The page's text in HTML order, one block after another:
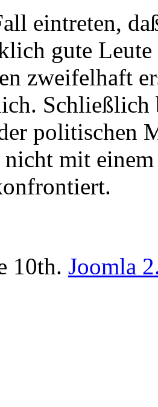
eintreten,
gute
zweifelhaft
Schließlich
politischen
mit
10th. Joomla